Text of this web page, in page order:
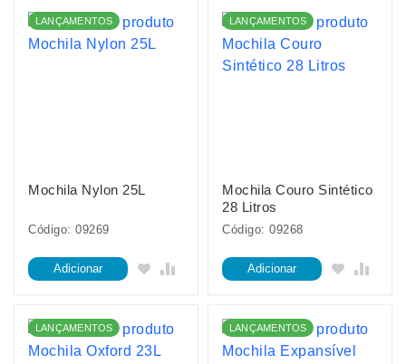
LANÇAMENTOS
Mochila Nylon 25L
Código: 09269
Adicionar
LANÇAMENTOS
Mochila Couro Sintético
28 Litros
Código: 09268
Adicionar
LANÇAMENTOS LANÇAMENTOS